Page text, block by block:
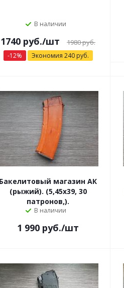
В наличии
1740 руб./шт 1980 руб.
-12% Экономия 240руб.
Бакелитовый магазин АК
(рыжий). (5,45х39, 30
патронов,).
В наличии
1 990 руб./шт